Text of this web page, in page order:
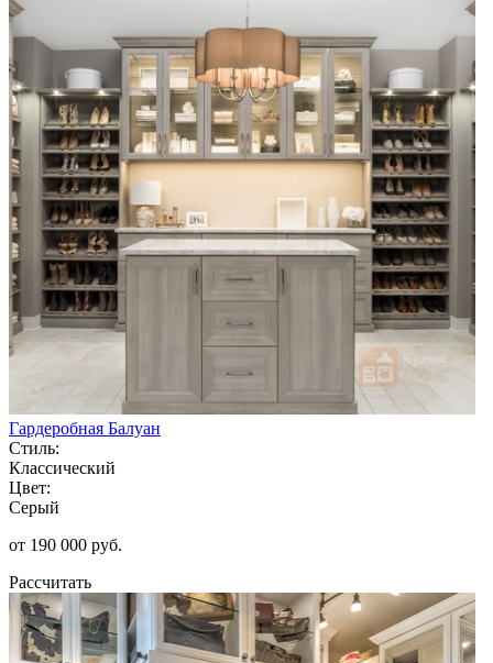
Гардеробная Балуан
Стиль:
Классический
Цвет:
Серый
от 190 000 руб.
Рассчитать